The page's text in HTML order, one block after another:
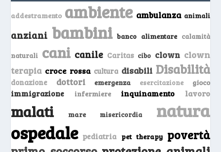
addestramento ambiente ambulanza animali
anziani bambini banco alimentare calamità
naturali cani canile Caritas cibo clown clown
terapia croce rossa cultura disabili Disabilità
donazione dottori emergenza esercitazione gioco
immigrazione infermiere inquinamento lavoro
malati mare misericordia natura
ospedale pediatria pet therapy povertà